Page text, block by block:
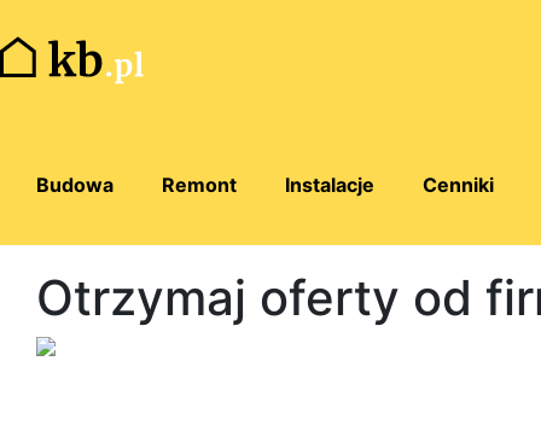
Budowa Remont Instalacje Cenniki
Otrzymaj oferty od